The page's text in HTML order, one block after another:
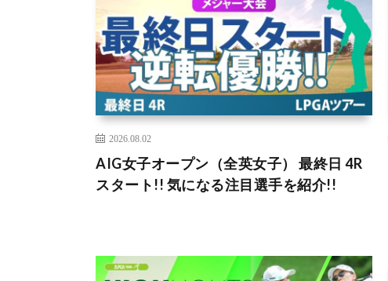
2026.08.02
AIG女子オープン（全英女子） 最終日 4R
スタート!! 気になる注目選手を紹介!!